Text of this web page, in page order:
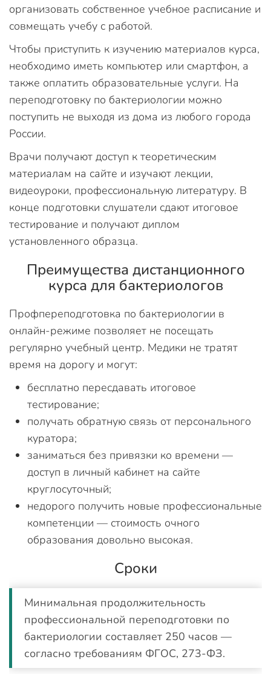
организовать собственное учебное расписание и
совмещать учебу с работой.
Чтобы приступить к изучению материалов курса,
необходимо иметь компьютер или смартфон, а
также оплатить образовательные услуги. На
переподготовку по бактериологии можно
поступить не выходя из дома из любого города
России.
Врачи получают доступ к теоретическим
материалам на сайте и изучают лекции,
видеоуроки, профессиональную литературу. В
конце подготовки слушатели сдают итоговое
тестирование и получают диплом
установленного образца.
Преимущества дистанционного
курса для бактериологов
Профпереподготовка по бактериологии в
онлайн-режиме позволяет не посещать
регулярно учебный центр. Медики не тратят
время на дорогу и могут:
бесплатно пересдавать итоговое
тестирование;
получать обратную связь от персонального
куратора;
заниматься без привязки ко времени —
доступ в личный кабинет на сайте
круглосуточный;
недорого получить новые профессиональные
компетенции — стоимость очного
образования довольно высокая.
Сроки
Минимальная продолжительность
профессиональной переподготовки по
бактериологии составляет 250 часов —
согласно требованиям ФГОС, 273-ФЗ.